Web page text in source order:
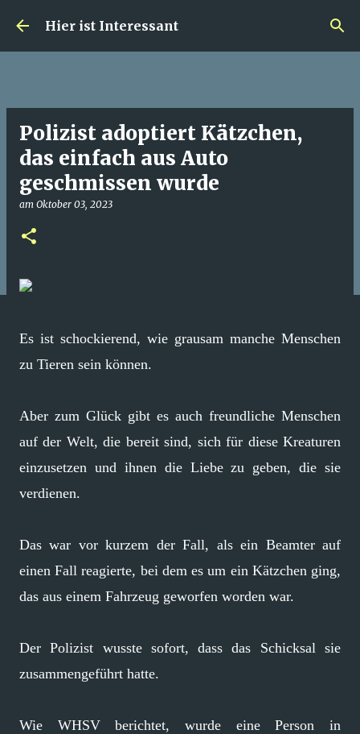
Direkt zum Hauptbereich
Hier ist Interessant
Polizist adoptiert Kätzchen,
das einfach aus Auto
geschmissen wurde
am Oktober 03, 2023
Es ist schockierend, wie grausam manche Menschen
zu Tieren sein können.
Aber zum Glück gibt es auch freundliche Menschen
auf der Welt, die bereit sind, sich für diese Kreaturen
einzusetzen und ihnen die Liebe zu geben, die sie
verdienen.
Das war vor kurzem der Fall, als ein Beamter auf
einen Fall reagierte, bei dem es um ein Kätzchen ging,
das aus einem Fahrzeug geworfen worden war.
Der Polizist wusste sofort, dass das Schicksal sie
zusammengeführt hatte.
Wie WHSV berichtet, wurde eine Person in